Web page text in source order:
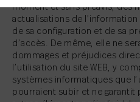
moment et sans préavis, des
actualisations de l’information
de sa configuration et de sa
d’accès. De même, elle ne
dommages et préjudices
l’utilisation du site WEB, y
systèmes informatiques que
pourraient subir et ne garantit